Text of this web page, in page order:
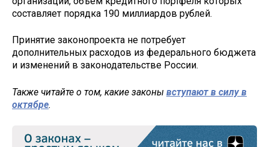
составляет порядка 190 миллиардов рублей.
Принятие законопроекта не потребует
дополнительных расходов из федерального бюджета
и изменений в законодательстве России.
Также читайте о том, какие законы вступают в силу в
октябре.